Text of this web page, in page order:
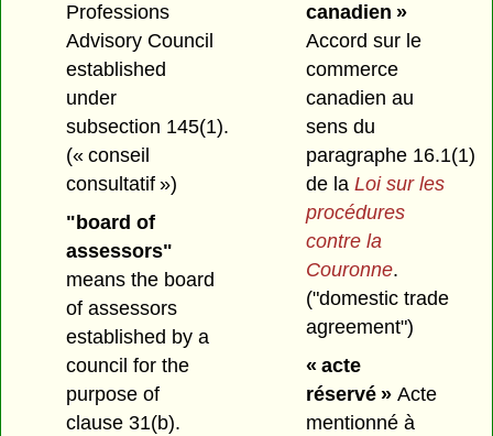
Professions
Advisory Council
established
under
subsection 145(1).
(« conseil
consultatif »)
"board of
assessors"
means the board
of assessors
established by a
council for the
purpose of
clause 31(b).
canadien »
Accord sur le
commerce
canadien au
sens du
paragraphe 16.1(1)
de la Loi sur les
procédures
contre la
Couronne.
("domestic trade
agreement")
« acte
réservé »Acte
mentionné à